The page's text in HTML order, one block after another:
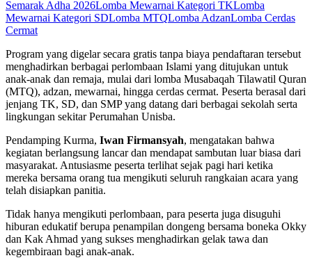
Semarak Adha 2026Lomba Mewarnai Kategori TKLomba
Mewarnai Kategori SDLomba MTQLomba AdzanLomba Cerdas
Cermat
Program yang digelar secara gratis tanpa biaya pendaftaran tersebut
menghadirkan berbagai perlombaan Islami yang ditujukan untuk
anak-anak dan remaja, mulai dari lomba Musabaqah Tilawatil Quran
(MTQ), adzan, mewarnai, hingga cerdas cermat. Peserta berasal dari
jenjang TK, SD, dan SMP yang datang dari berbagai sekolah serta
lingkungan sekitar Perumahan Unisba.
Pendamping Kurma, Iwan Firmansyah, mengatakan bahwa
kegiatan berlangsung lancar dan mendapat sambutan luar biasa dari
masyarakat. Antusiasme peserta terlihat sejak pagi hari ketika
mereka bersama orang tua mengikuti seluruh rangkaian acara yang
telah disiapkan panitia.
Tidak hanya mengikuti perlombaan, para peserta juga disuguhi
hiburan edukatif berupa penampilan dongeng bersama boneka Okky
dan Kak Ahmad yang sukses menghadirkan gelak tawa dan
kegembiraan bagi anak-anak.